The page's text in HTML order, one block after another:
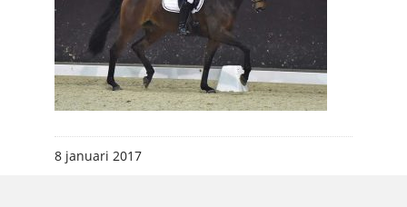
8 januari 2017